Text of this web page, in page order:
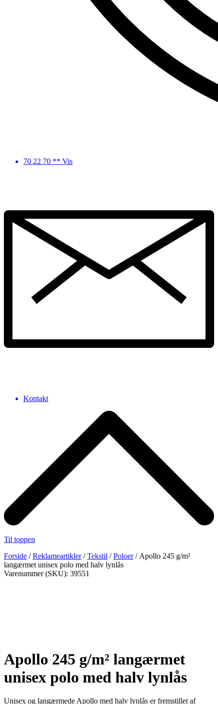
70 22 70 ** Vis
Kontakt
Til toppen
Forside /Reklameartikler/Tekstil /Poloer/ Apollo 245 g/m²
langærmet unisex polo med halv lynlås
Varenummer (SKU): 39551
Apollo 245 g/m² langærmet
unisex polo med halv lynlås
Unisex og langærmede Apollo med halv lynlås er fremstillet af